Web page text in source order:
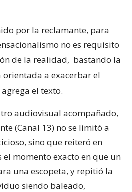
por la reclamante, para
no es requisito
de la realidad, bastando la
a exacerbar el
agrega el texto.
audiovisual acompañado,
(Canal 13) no se limitó a
sino que reiteró en
momento exacto en que un
una escopeta, y repitió la
siendo baleado,